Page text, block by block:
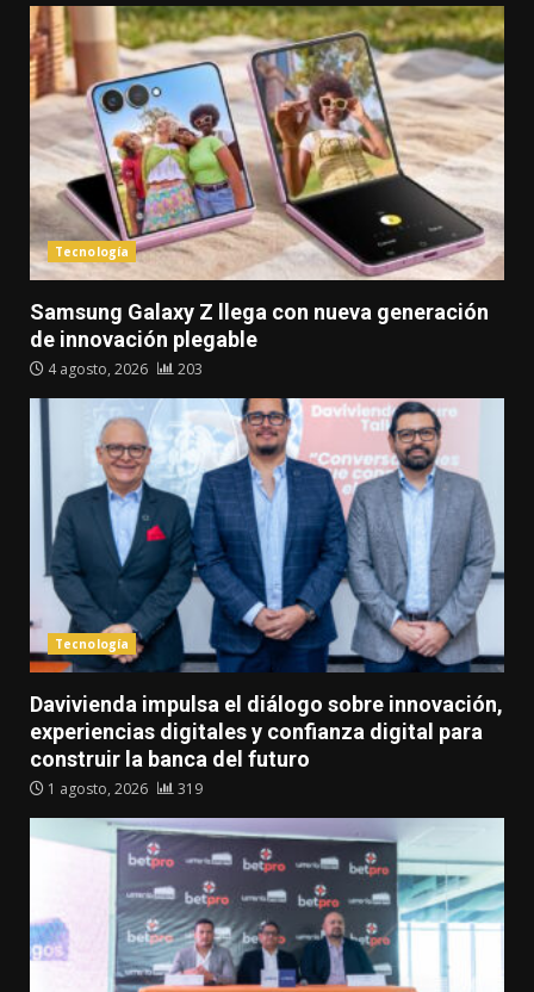
Tecnología
Samsung Galaxy Z llega con nueva generación
de innovación plegable
4 agosto, 2026 203
Tecnología
Davivienda impulsa el diálogo sobre innovación,
experiencias digitales y confianza digital para
construir la banca del futuro
1 agosto, 2026 319